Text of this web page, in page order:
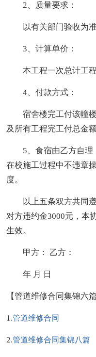
2、质量要求：
以有关部门验收为准
3、计算单价：
本工程一次总计工程
4、付款方式：
宿舍楼完工付该幢楼
及所有工程完工付总金
5、食宿由乙方自理
在校施工过程中不违章
度。
以上五条双方共同遵
对方违约金3000元，本
生效。
甲方： 乙方：
年 月 日
【管道维修合同集锦六
1.管道维修合同
2.管道维修合同集锦八篇